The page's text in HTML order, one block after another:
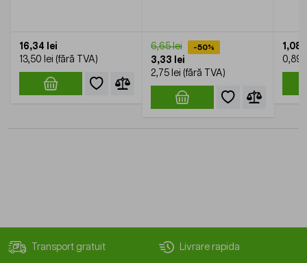
16,34 lei
13,50 lei
6,65 lei
-50%
3,33 lei
2,75 lei
1,08
0,89
Transport gratuit Livrare rapida